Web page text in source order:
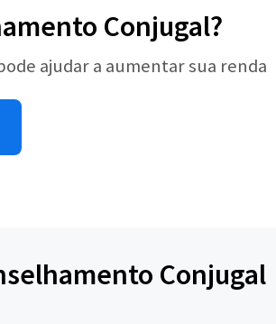
Conjugal?
ajudar a aumentar sua renda
Conjugal